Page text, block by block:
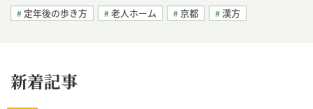
定年後の歩き方
老人ホーム 京都 漢方
新着記事